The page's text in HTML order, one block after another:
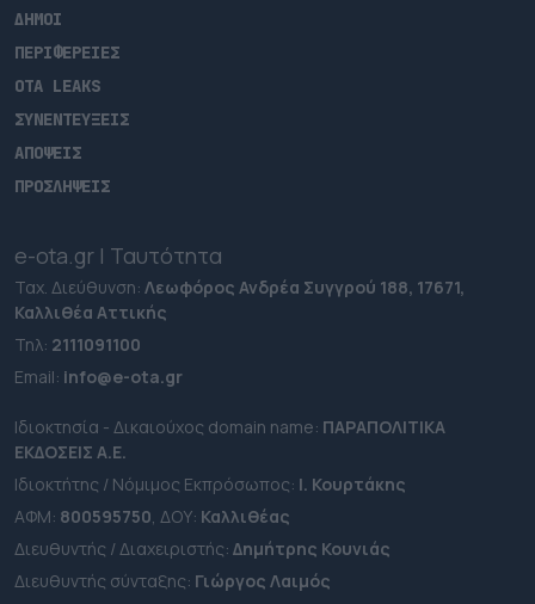
ΔΗΜΟΙ
ΠΕΡΙΦΕΡΕΙΕΣ
OTA LEAKS
ΣΥΝΕΝΤΕΥΞΕΙΣ
ΑΠΟΨΕΙΣ
ΠΡΟΣΛΗΨΕΙΣ
e-ota.gr | Ταυτότητα
Ταχ. Διεύθυνση: Λεωφόρος Ανδρέα Συγγρού 188, 17671,
Καλλιθέα Αττικής
Τηλ: 2111091100
Εmail: info@e-ota.gr
Ιδιοκτησία - Δικαιούχος domain name: ΠΑΡΑΠΟΛΙΤΙΚΑ
ΕΚΔΟΣΕΙΣ A.E.
Ιδιοκτήτης / Νόμιμος Εκπρόσωπος: Ι. Κουρτάκης
ΑΦΜ: 800595750, ΔΟΥ: Καλλιθέας
Διευθυντής / Διαχειριστής: Δημήτρης Κουνιάς
Διευθυντής σύνταξης: Γιώργος Λαιμός